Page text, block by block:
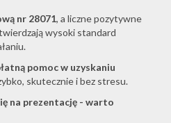
nr 28071, a liczne pozytywne
wysoki standard
pomoc w uzyskaniu
skutecznie i bez stresu.
na prezentację - warto